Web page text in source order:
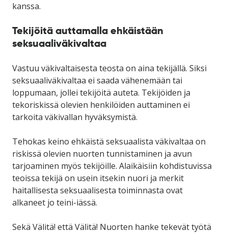
kanssa.
Tekijöitä auttamalla ehkäistään
seksuaaliväkivaltaa
Vastuu väkivaltaisesta teosta on aina tekijällä. Siksi
seksuaaliväkivaltaa ei saada vähenemään tai
loppumaan, jollei tekijöitä auteta. Tekijöiden ja
tekoriskissä olevien henkilöiden auttaminen ei
tarkoita väkivallan hyväksymistä.
Tehokas keino ehkäistä seksuaalista väkivaltaa on
riskissä olevien nuorten tunnistaminen ja avun
tarjoaminen myös tekijöille. Alaikäisiin kohdistuvissa
teoissa tekijä on usein itsekin nuori ja merkit
haitallisesta seksuaalisesta toiminnasta ovat
alkaneet jo teini-iässä.
Sekä Välitä! että Välitä! Nuorten hanke tekevät työtä